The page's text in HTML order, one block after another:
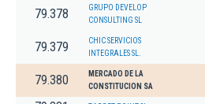
79.378
GRUPO DEVELOP
CONSULTING SL
79.379
CHIC SERVICIOS
INTEGRALES SL.
79.380
MERCADO DE LA
CONSTITUCION SA